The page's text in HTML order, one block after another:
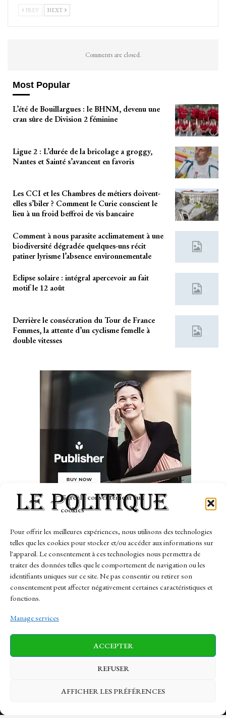
Gérer le consentement aux
cookies
Pour offrir les meilleures expériences, nous utilisons des technologies
telles que les cookies pour stocker et/ou accéder aux informations sur
l'appareil. Le consentement à ces technologies nous permettra de
traiter des données telles que le comportement de navigation ou les
identifiants uniques sur ce site. Ne pas consentir ou retirer son
consentement peut affecter négativement certaines caractéristiques et
fonctions.
Manage services
ACCEPTER
REFUSER
AFFICHER LES PRÉFÉRENCES
PREV NEXT
Comments are closed.
Most Popular
L’été de Bouillargues : le BHNM, devenu une
cran sûre de Division 2 féminine
Ligue 2 : L’durée de la bricolage a groggy,
Nantes et Sainté s’avancent en favoris
Les CCI et les Chambres de métiers doivent-
elles s’biler ? Comment le Curie conscient le
lieu à un froid beffroi de vis bancaire
Comment à nous parasite acclimatement à une
biodiversité dégradée quelques-uns récit
patiner lyrisme l’absence environnementale
Eclipse solaire : intégral apercevoir au fait
motif le 12 août
Derrière le consécration du Tour de France
Femmes, la attente d’un cyclisme femelle à
double vitesses
- Advertisement -
Company
Home
Entreprise
Sports
Finance-Marches
Contact